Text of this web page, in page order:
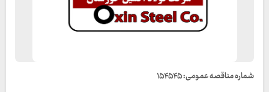
شماره مناقصه عمومی: ۱۵۴۵۴۵